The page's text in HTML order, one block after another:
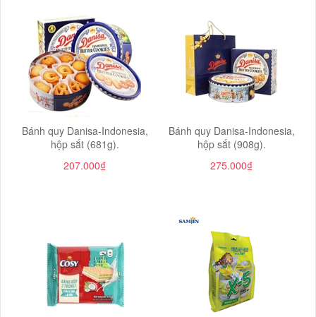
Bánh quy Danisa-Indonesia,
hộp sắt (681g).
207.000₫
Bánh quy Danisa-Indonesia,
hộp sắt (908g).
275.000₫